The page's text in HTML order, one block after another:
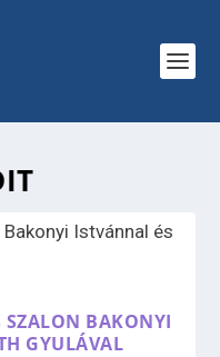
SZALON BAKONYI
GYULÁVAL